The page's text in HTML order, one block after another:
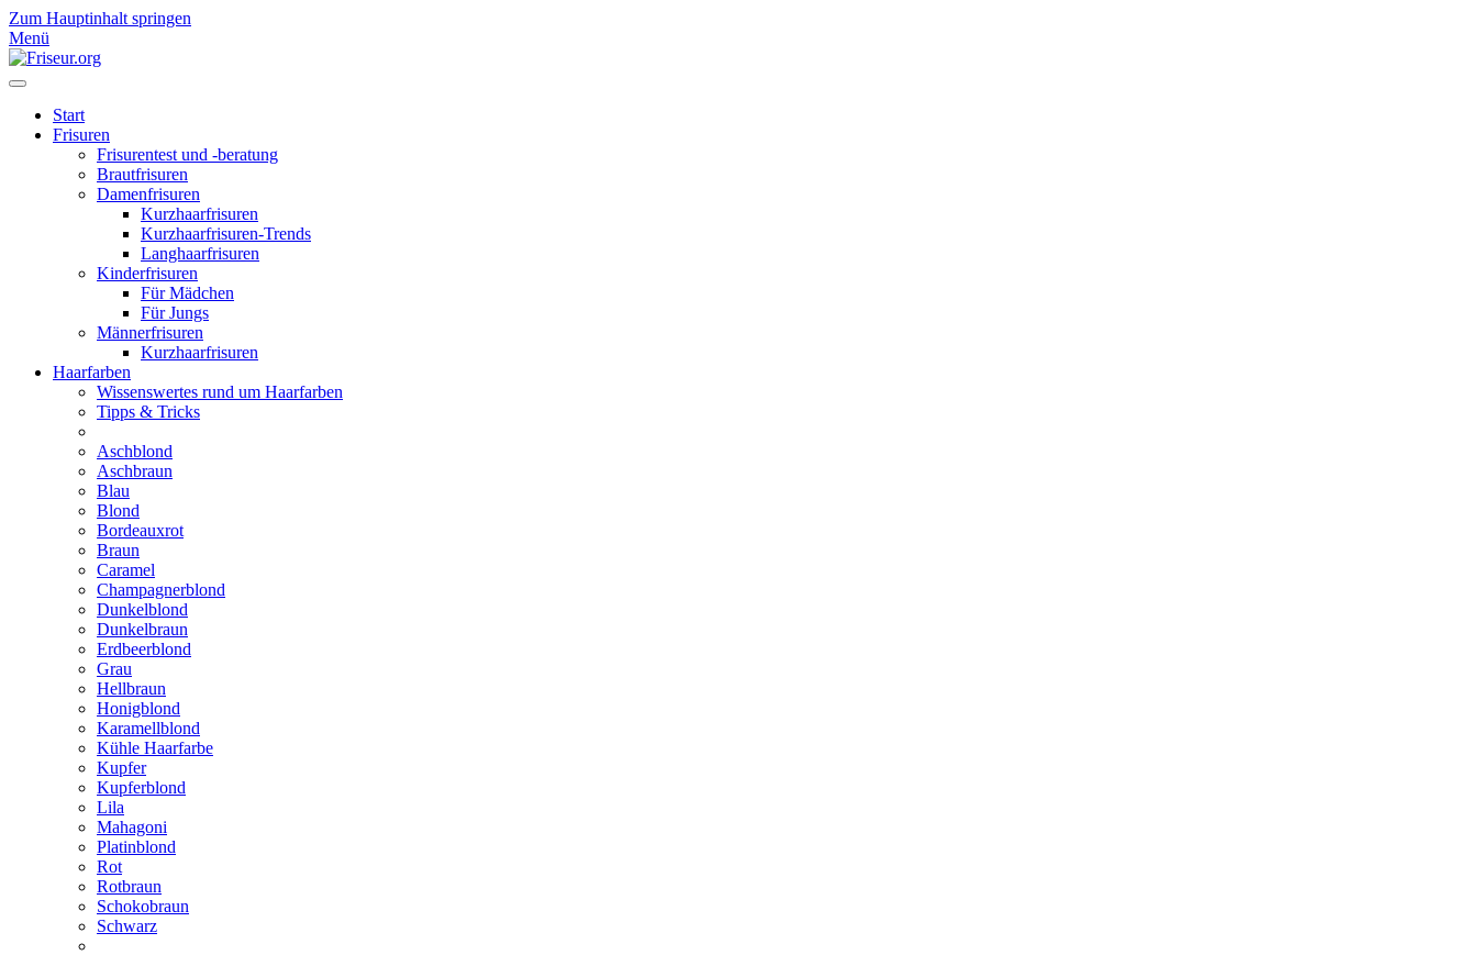
Zum Hauptinhalt springen
Menü
Start
Frisuren
Frisurentest und -beratung
Brautfrisuren
Damenfrisuren
Kurzhaarfrisuren
Kurzhaarfrisuren-Trends
Langhaarfrisuren
Kinderfrisuren
Für Mädchen
Für Jungs
Männerfrisuren
Kurzhaarfrisuren
Haarfarben
Wissenswertes rund um Haarfarben
Tipps & Tricks
Aschblond
Aschbraun
Blau
Blond
Bordeauxrot
Braun
Caramel
Champagnerblond
Dunkelblond
Dunkelbraun
Erdbeerblond
Grau
Hellbraun
Honigblond
Karamellblond
Kühle Haarfarbe
Kupfer
Kupferblond
Lila
Mahagoni
Platinblond
Rot
Rotbraun
Schokobraun
Schwarz